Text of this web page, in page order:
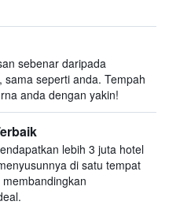
sebenar daripada
seperti anda. Tempah
anda dengan yakin!
lebih 3 juta hotel
di satu tempat